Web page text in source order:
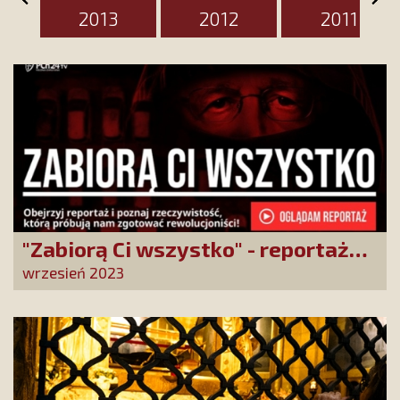
2013
2012 2011
"Zabiorą Ci wszystko" - reportaż
specjalny PCh24TV
wrzesień 2023